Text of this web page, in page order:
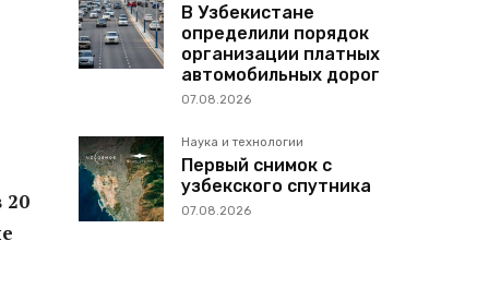
20
В Узбекистане
определили порядок
организации платных
автомобильных дорог
07.08.2026
Наука и технологии
Первый снимок с
узбекского спутника
07.08.2026